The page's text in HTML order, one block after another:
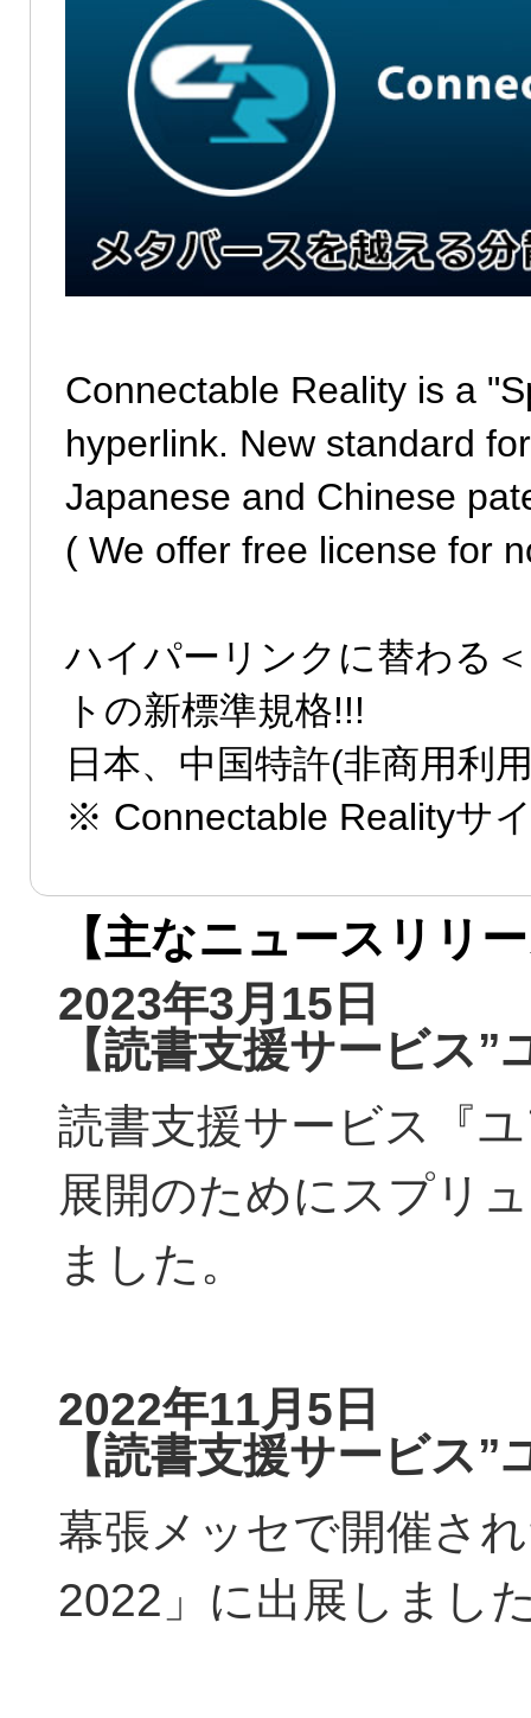
Connectable Reality is a
hyperlink. New standard
Japanese and Chinese
( We offer free license for
ハイパーリンクに替わる
トの新標準規格!!!
日本、中国特許(非商用利
※ Connectable Realityサ
【主なニュースリリ
2023年3月15日
【読書支援サービス”
読書支援サービス『
展開のためにスプリ
ました。
2022年11月5日
【読書支援サービス”
幕張メッセで開催さ
2022」に出展しまし